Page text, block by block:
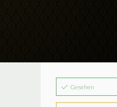
Gesehen